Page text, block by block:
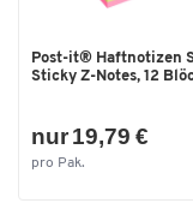
Post-it® Haftnotizen
Sticky Z-Notes, 12
nur 19,79 €
pro Pak.